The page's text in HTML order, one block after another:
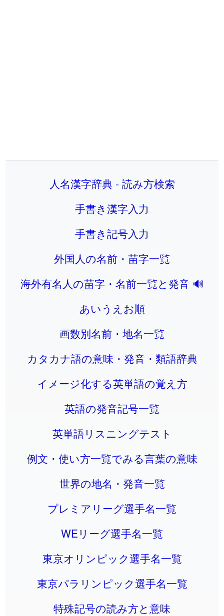
人名漢字辞典 - 読み方検索
手書き漢字入力
手書き記号入力
外国人の名前・苗字一覧
海外有名人の苗字・名前一覧と発音 🔊
あいうえお順
画数別名前・地名一覧
カタカナ語の意味・発音・類語辞典
イメージ化する英単語の覚え方
英語の発音記号一覧
英単語リスニングテスト
例文・使い方一覧でみる言葉の意味
世界の地名・発音一覧
プレミアリーグ選手名一覧
WEリーグ選手名一覧
東京オリンピック選手名一覧
東京パラリンピック選手名一覧
特殊記号の読み方と意味